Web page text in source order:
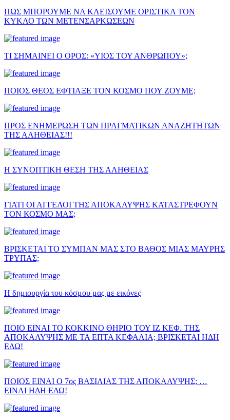
ΠΩΣ ΜΠΟΡΟΥΜΕ ΝΑ ΚΛΕΙΣΟΥΜΕ ΟΡΙΣΤΙΚΑ ΤΟΝ
ΚΥΚΛΟ ΤΩΝ ΜΕΤΕΝΣΑΡΚΩΣΕΩΝ
ΤΙ ΣΗΜΑΙΝΕΙ Ο ΟΡΟΣ: «ΥΙΟΣ ΤΟΥ ΑΝΘΡΩΠΟΥ»;
ΠΟΙΟΣ ΘΕΟΣ ΕΦΤΙΑΞΕ ΤΟΝ ΚΟΣΜΟ ΠΟΥ ΖΟΥΜΕ;
ΠΡΟΣ ΕΝΗΜΕΡΩΣΗ ΤΩΝ ΠΡΑΓΜΑΤΙΚΩΝ ΑΝΑΖΗΤΗΤΩΝ
ΤΗΣ ΑΛΗΘΕΙΑΣ!!!
Η ΣΥΝΟΠΤΙΚΗ ΘΕΣΗ ΤΗΣ ΑΛΗΘΕΙΑΣ
ΓΙΑΤΙ ΟΙ ΑΓΓΕΛΟΙ ΤΗΣ ΑΠΟΚΑΛΥΨΗΣ ΚΑΤΑΣΤΡΕΦΟΥΝ
ΤΟΝ ΚΟΣΜΟ ΜΑΣ;
ΒΡΙΣΚΕΤΑΙ ΤΟ ΣΥΜΠΑΝ ΜΑΣ ΣΤΟ ΒΑΘΟΣ ΜΙΑΣ ΜΑΥΡΗΣ
ΤΡΥΠΑΣ;
Η δημιουργία του κόσμου μας με εικόνες
ΠΟΙΟ ΕΙΝΑΙ ΤΟ ΚΟΚΚΙΝΟ ΘΗΡΙΟ ΤΟΥ ΙΖ ΚΕΦ. ΤΗΣ
ΑΠΟΚΑΛΥΨΗΣ ΜΕ ΤΑ ΕΠΤΑ ΚΕΦΑΛΙΑ; ΒΡΙΣΚΕΤΑΙ ΗΔΗ
ΕΔΩ!
ΠΟΙΟΣ ΕΙΝΑΙ Ο 7ος ΒΑΣΙΛΙΑΣ ΤΗΣ ΑΠΟΚΑΛΥΨΗΣ; …
ΕΙΝΑΙ ΗΔΗ ΕΔΩ!